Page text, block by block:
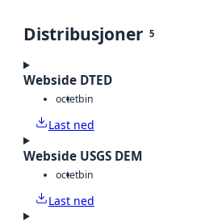
Distribusjoner 5
Webside DTED
octetbin
Last ned
Webside USGS DEM
octetbin
Last ned